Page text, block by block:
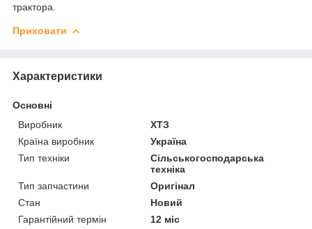
трактора.
Приховати
Характеристики
Основні
Виробник
ХТЗ
Країна виробник
Україна
Тип техніки
Сільськогосподарська
техніка
Тип запчастини
Оригінал
Стан
Новий
Гарантійний термін
12 міс